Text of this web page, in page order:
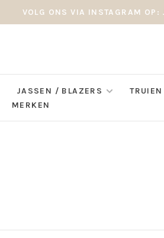
VOLG ONS VIA INSTAGRAM
JASSEN / BLAZERS
MERKEN